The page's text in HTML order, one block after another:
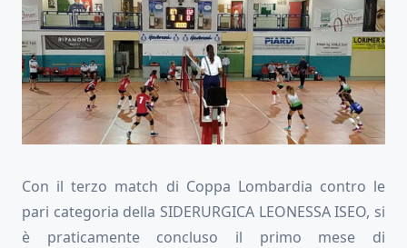
Con il terzo match di Coppa Lombardia contro le
pari categoria della SIDERURGICA LEONESSA ISEO, si
è praticamente concluso il primo mese di